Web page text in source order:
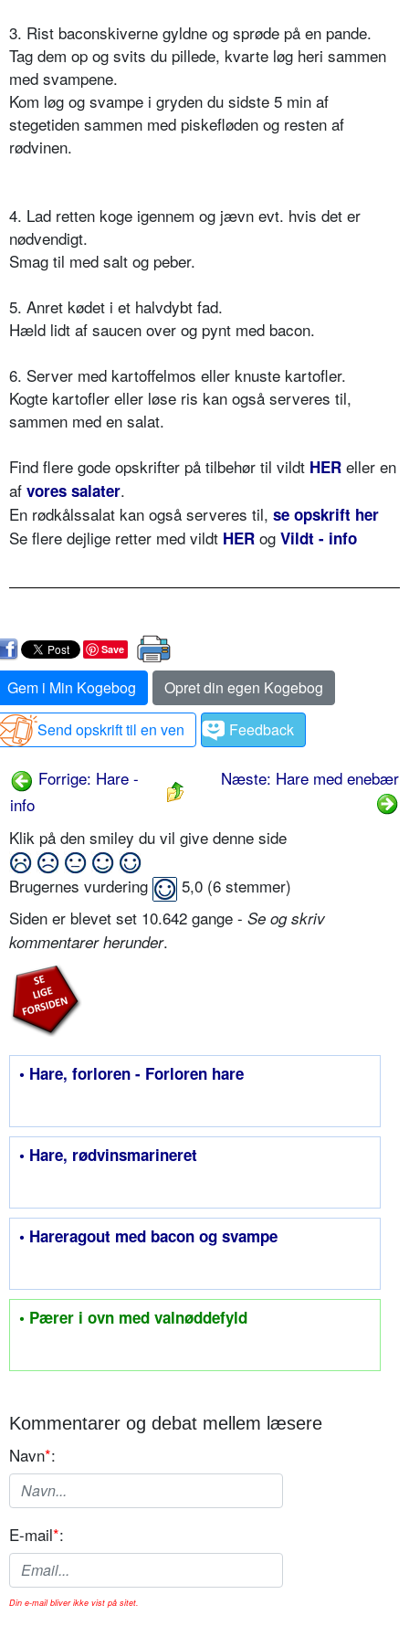
3. Rist baconskiverne gyldne og sprøde på en pande.
Tag dem op og svits du pillede, kvarte løg heri sammen
med svampene.
Kom løg og svampe i gryden du sidste 5 min af
stegetiden sammen med piskefløden og resten af
rødvinen.
4. Lad retten koge igennem og jævn evt. hvis det er
nødvendigt.
Smag til med salt og peber.
5. Anret kødet i et halvdybt fad.
Hæld lidt af saucen over og pynt med bacon.
6. Server med kartoffelmos eller knuste kartofler.
Kogte kartofler eller løse ris kan også serveres til,
sammen med en salat.
Find flere gode opskrifter på tilbehør til vildt HER eller en
af vores salater.
En rødkålssalat kan også serveres til, se opskrift her
Se flere dejlige retter med vildt HER og Vildt - info
Save
Gem i Min Kogebog
Opret din egen Kogebog
Send opskrift til en ven
Feedback
Forrige: Hare -
info
Næste: Hare med enebær
Klik på den smiley du vil give denne side
Brugernes vurdering 5,0 (6 stemmer)
Siden er blevet set 10.642 gange - Se og skriv
kommentarer herunder.
• Hare, forloren - Forloren hare
• Hare, rødvinsmarineret
• Hareragout med bacon og svampe
• Pærer i ovn med valnøddefyld
Kommentarer og debat mellem læsere
Navn*:
E-mail*:
Din e-mail bliver ikke vist på sitet.